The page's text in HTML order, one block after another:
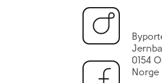
0154
Norge